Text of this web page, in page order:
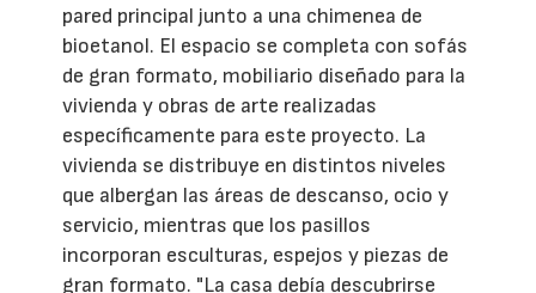
pared principal junto a una chimenea de
bioetanol. El espacio se completa con sofás
de gran formato, mobiliario diseñado para la
vivienda y obras de arte realizadas
específicamente para este proyecto. La
vivienda se distribuye en distintos niveles
que albergan las áreas de descanso, ocio y
servicio, mientras que los pasillos
incorporan esculturas, espejos y piezas de
gran formato. "La casa debía descubrirse